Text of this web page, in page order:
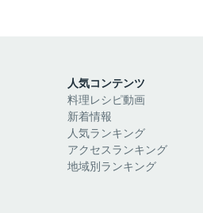
人気コンテンツ
料理レシピ動画
新着情報
人気ランキング
アクセスランキング
地域別ランキング